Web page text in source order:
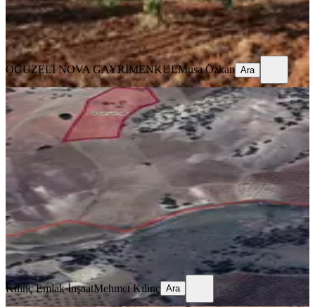
OĞUZELİ NOVA GAYRİMENKULMusa Özkan
Ara
OĞUZELİ NOVA GAYRİMENKULMusa Özkan Ara
Gaziantep Şahinbey Akbayırda Satlık
Şahinbey, Akbayır Mahallesi
8828 m²
·198/m²
1.750.000 ₺
Kılınç Emlak İnşaatMehmet Kılınç
Ara
Kılınç Emlak İnşaatMehmet Kılınç Ara